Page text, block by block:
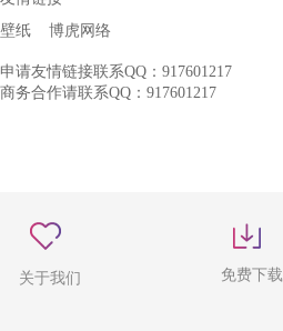
壁纸
博虎网络
申请友情链接联系QQ：917601217
商务合作请联系QQ：917601217
关于我们 免费下载